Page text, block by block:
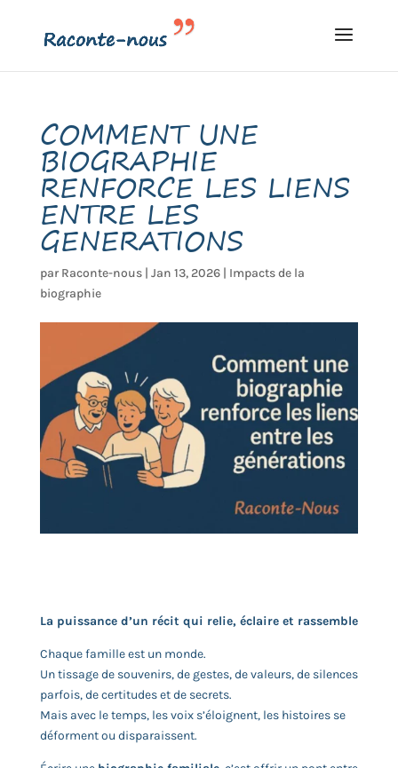
COMMENT UNE
BIOGRAPHIE
RENFORCE LES LIENS
ENTRE LES
GENERATIONS
par Raconte-nous| Jan 13, 2026| Impacts de la
biographie
La puissance d’un récit qui relie, éclaire et rassemble
Chaque famille est un monde.
Un tissage de souvenirs, de gestes, de valeurs, de silences
parfois, de certitudes et de secrets.
Mais avec le temps, les voix s’éloignent, les histoires se
déforment ou disparaissent.